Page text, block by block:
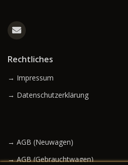
Rechtliches
→ Impressum
→ Datenschutzerklärung
→ AGB (Neuwagen)
→ AGB (Gebrauchtwagen)